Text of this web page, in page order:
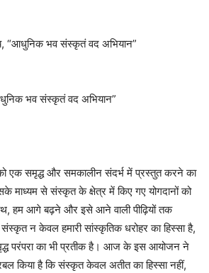
“आधुनिक भव संस्कृतं वद अभियान”
भव संस्कृतं वद अभियान”
एक समृद्ध और समकालीन संदर्भ में प्रस्तुत करने का
माध्यम से संस्कृत के क्षेत्र में किए गए योगदानों को
हम आगे बढ़ने और इसे आने वाली पीढ़ियों तक
न केवल हमारी सांस्कृतिक धरोहर का हिस्सा है,
परंपरा का भी प्रतीक है। आज के इस आयोजन ने
किया है कि संस्कृत केवल अतीत का हिस्सा नहीं,